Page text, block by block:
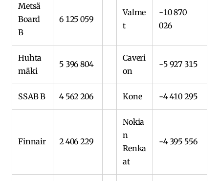
Metsä
Board
B
6 125 059
Valme
t
-10 870
026
Huhta
mäki
5 396 804
Caveri
on
-5 927 315
SSAB B 4 562 206 Kone -4 410 295
Finnair 2 406 229
Nokia
n
Renka
at
-4 395 556